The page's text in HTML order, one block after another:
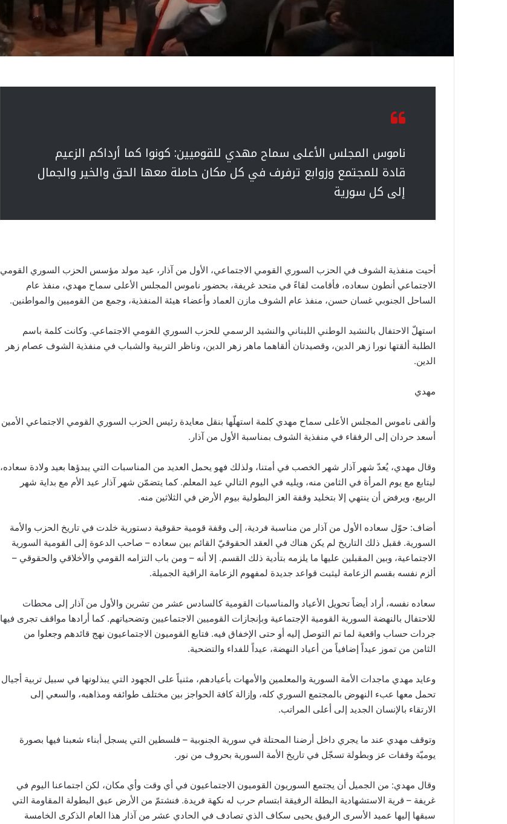
ناموس المجلس الأعلى سماح مهدي للقوميين: كونوا كما أرداكم الزعيم
قادة للمجتمع وزوابع ترفرف في كل مكان حاملة معها الحق والخير والجمال
إلى كل سورية
أحيت منفذية الشوف في الحزب السوري القومي الاجتماعي، الأول من آذار، عيد مولد مؤسس الحزب السوري القومي
الاجتماعي أنطون سعاده، فأقامت لقاءً في متحد غريفة، بحضور ناموس المجلس الأعلى سماح مهدي، منفذ عام
الساحل الجنوبي غسان حسن، منفذ عام الشوف مازن العماد وأعضاء هيئة المنفذية، وجمع من القوميين والمواطنين.
استهلّ الاحتفال بالنشيد الوطني اللبناني والنشيد الرسمي للحزب السوري القومي الاجتماعي. وكانت كلمة باسم
الطلبة ألقتها نورا زهر الدين، وقصيدتان ألقاهما ماهر زهر الدين، وناظر التربية والشباب في منفذية الشوف عصام زهر
الدين.
مهدي
وألقى ناموس المجلس الأعلى سماح مهدي كلمة استهلّها بنقل معايدة رئيس الحزب السوري القومي الاجتماعي الأمين
أسعد حردان إلى الرفقاء في منفذية الشوف بمناسبة الأول من آذار.
وقال مهدي، يُعدّ شهر آذار شهر الخصب في أمتنا، ولذلك فهو يحمل العديد من المناسبات التي يبدؤها بعيد ولادة سعاده،
ليتابع مع يوم المرأة في الثامن منه، ويليه في اليوم التالي عيد المعلم. كما يتضمّن شهر آذار عيد الأم مع بداية شهر
الربيع، ويرفض أن ينتهي إلا بتخليد وقفة العز البطولية بيوم الأرض في الثلاثين منه.
أضاف: حوّل سعاده الأول من آذار من مناسبة فردية، إلى وقفة قومية حقوقية دستورية خلدت في تاريخ الحزب والأمة
السورية. فقبل ذلك التاريخ لم يكن هناك في العقد الحقوقيّ القائم بين سعاده – صاحب الدعوة إلى القومية السورية
الاجتماعية، وبين المقبلين عليها ما يلزمه بتأدية ذلك القسم. إلا أنه – ومن باب التزامه القومي والأخلاقي والحقوقي –
ألزم نفسه بقسم الزعامة ليثبت قواعد جديدة لمفهوم الزعامة الراقية الجميلة.
سعاده نفسه، أراد أيضاً تحويل الأعياد والمناسبات القومية كالسادس عشر من تشرين والأول من آذار إلى محطات
للاحتفال بالنهضة السورية القومية الإجتماعية وبإنجازات القوميين الاجتماعيين وتضحياتهم. كما أرادها مواقف تجرى فيها
جردات حساب واقعية لما تم التوصل إليه أو حتى الإخفاق فيه. فتابع القوميون الاجتماعيون نهج قائدهم وجعلوا من
الثامن من تموز عيداً إضافياً من أعياد النهضة، عيداً للفداء والتضحية.
وعايد مهدي ماجدات الأمة السورية والمعلمين والأمهات بأعيادهم، مثنياً على الجهود التي يبذلونها في سبيل تربية أجيال
تحمل معها عبء النهوض بالمجتمع السوري كله، وإزالة كافة الحواجز بين مختلف طوائفه ومذاهبه، والسعي إلى
الارتقاء بالإنسان الجديد إلى أعلى المراتب.
وتوقف مهدي عند ما يجري داخل أرضنا المحتلة في سورية الجنوبية – فلسطين التي يسجل أبناء شعبنا فيها بصورة
يوميّة وقفات عز وبطولة تسجّل في تاريخ الأمة السورية بحروف من نور.
وقال مهدي: من الجميل أن يجتمع السوريون القوميون الاجتماعيون في أي وقت وأي مكان، لكن اجتماعنا اليوم في
غريفة – قرية الاستشهادية البطلة الرفيقة ابتسام حرب له نكهة فريدة. فنشتمّ من الأرض عبق البطولة المقاومة التي
سبقها إليها عميد الأسرى الرفيق يحيى سكاف الذي تصادف في الحادي عشر من آذار هذا العام الذكرى الخامسة